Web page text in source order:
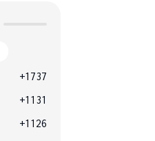
+1737
+1131
+1126